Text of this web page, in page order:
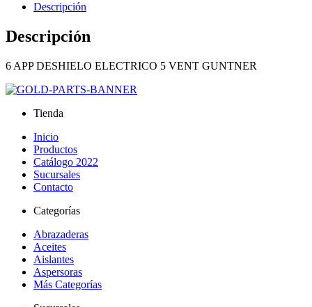
Descripción
Descripción
6 APP DESHIELO ELECTRICO 5 VENT GUNTNER
Tienda
Inicio
Productos
Catálogo 2022
Sucursales
Contacto
Categorías
Abrazaderas
Aceites
Aislantes
Aspersoras
Más Categorías